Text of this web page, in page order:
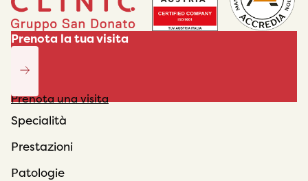
Prenota la tua visita
Prenota una visita
Specialità
Prestazioni
Patologie